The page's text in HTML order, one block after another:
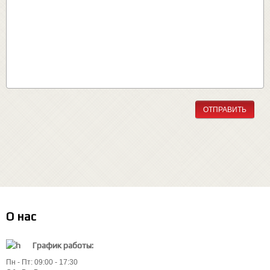
ОТПРАВИТЬ
О нас
График работы:
Пн - Пт: 09:00 - 17:30